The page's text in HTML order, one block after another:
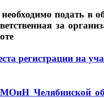
подать в
за
регистрации на
Челябинской